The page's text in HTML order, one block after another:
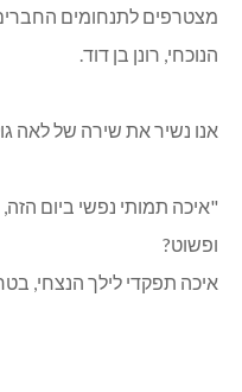
מצטרפים לתנחומים החברים
הנוכחי, רונן בן דוד.
אנו נשיר את שירה של לאה
"איכה תמותי נפשי ביום
ופשוט?
איכה תפקדי לילך הנצחי,